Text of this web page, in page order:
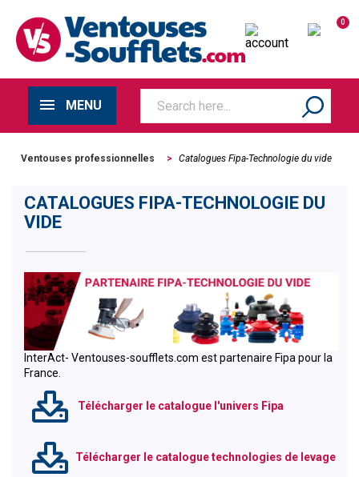
0
MENU
Ventouses professionnelles > Catalogues Fipa-Technologie du vide
CATALOGUES FIPA-TECHNOLOGIE DU
VIDE
InterAct- Ventouses-soufflets.com est partenaire Fipa pour la
France.
Télécharger le catalogue l'univers Fipa
Télécharger le catalogue technologies de levage